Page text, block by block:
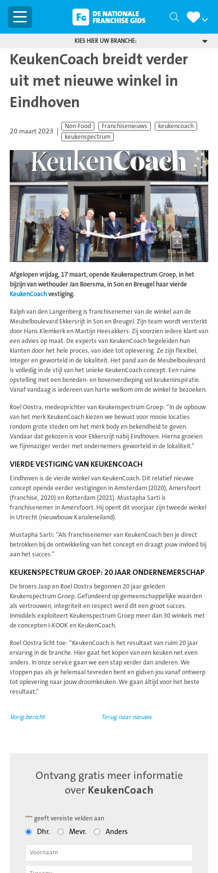
Menu Zoeken
KIES HIER UW BRANCHE:
KeukenCoach breidt verder
uit met nieuwe winkel in
Eindhoven
20 maart 2023
Non-Food Franchisenieuws
keukencoach
keukenspectrum
Afgelopen vrijdag, 17 maart, opende Keukenspectrum Groep, in het
bijzijn van wethouder Jan Boersma, in Son en Breugel haar vierde
KeukenCoach vestiging.
Ralph van den Langenberg is franchisenemer van de winkel aan de
Meubelboulevard Ekkersrijt in Son en Breugel. Zijn team wordt versterkt
door Hans Klemkerk en Martijn Heesakkers. Zij voorzien iedere klant van
een advies op maat. De experts van KeukenCoach begeleiden hun
klanten door het hele proces, van idee tot oplevering. Ze zijn flexibel,
integer en geworteld in de lokaliteit. Het pand aan de Meubelboulevard
is volledig in de stijl van het unieke KeukenCoach concept. Een ruime
opstelling met een beneden- en bovenverdieping vol keukeninspiratie.
Vanaf vandaag is iedereen van harte welkom om de winkel te bezoeken.
Roel Oostra, medeoprichter van Keukenspectrum Groep: “In de opbouw
van het merk KeukenCoach kiezen we bewust voor mooie locaties
rondom grote steden om het merk body en bekendheid te geven.
Vandaar dat gekozen is voor Ekkersrijt nabij Eindhoven. Hierna groeien
we fijnmaziger verder met ondernemers geworteld in de lokaliteit.”
VIERDE VESTIGING VAN KEUKENCOACH
Eindhoven is de vierde winkel van KeukenCoach. Dit relatief nieuwe
concept opende eerder vestigingen in Amsterdam (2020), Amersfoort
(franchise, 2020) en Rotterdam (2021). Mustapha Sarti is
franchisenemer in Amersfoort. Hij opent dit voorjaar zijn tweede winkel
in Utrecht (nieuwbouw Kanaleneiland).
Mustapha Sarti: “Als franchisenemer van KeukenCoach ben je direct
betrokken bij de ontwikkeling van het concept en draagt jouw invloed bij
aan het succes.”
KEUKENSPECTRUM GROEP: 20 JAAR ONDERNEMERSCHAP
De broers Jaap en Roel Oostra begonnen 20 jaar geleden
Keukenspectrum Groep. Gefundeerd op gemeenschappelijke waarden
als vertrouwen, integriteit en respect werd dit een groot succes.
Inmiddels exploiteert Keukenspectrum Groep meer dan 30 winkels met
de concepten I-KOOK en KeukenCoach.
Roel Oostra licht toe: “KeukenCoach is het resultaat van ruim 20 jaar
ervaring in de branche. Hier gaat het kopen van een keuken net even
anders. In onze service gaan we een stap verder dan anderen. We
stoppen pas als je helemaal tevreden bent en gidsen jou vanaf ontwerp
tot oplevering naar jouw droomkeuken. We gaan áltijd voor het beste
resultaat.”
Vorig bericht Terug naar nieuws
Ontvang gratis meer informatie
over KeukenCoach
"*" geeft vereiste velden aan
Dhr. Mevr. Anders